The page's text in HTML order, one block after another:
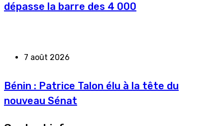
dépasse la barre des 4 000
7 août 2026
Bénin : Patrice Talon élu à la tête du
nouveau Sénat